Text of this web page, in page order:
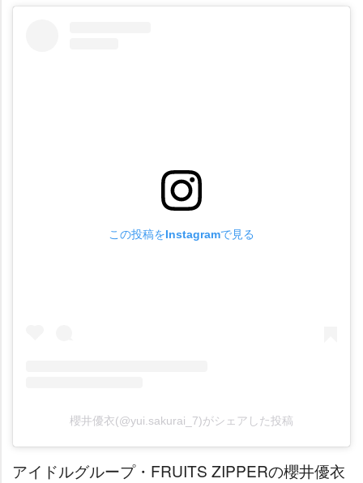
この投稿をInstagramで見る
櫻井優衣(@yui.sakurai_7)がシェアした投稿
アイドルグループ・FRUITS ZIPPERの櫻井優衣